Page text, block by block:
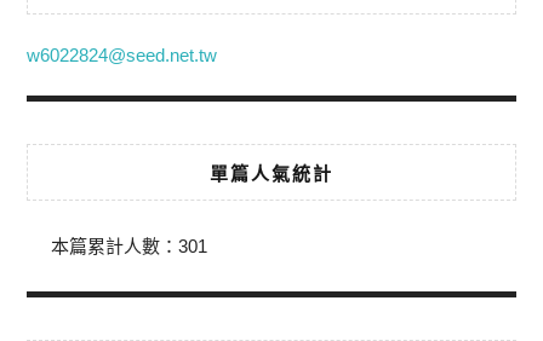
w6022824@seed.net.tw
單篇人氣統計
本篇累計人數：301